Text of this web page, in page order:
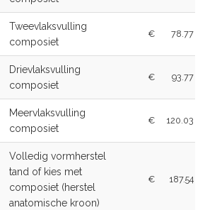
Tweevlaksvulling
composiet
€ 78.77
Drievlaksvulling
composiet
€ 93.77
Meervlaksvulling
composiet
€ 120.03
Volledig vormherstel
tand of kies met
composiet (herstel
anatomische kroon)
€ 187.54